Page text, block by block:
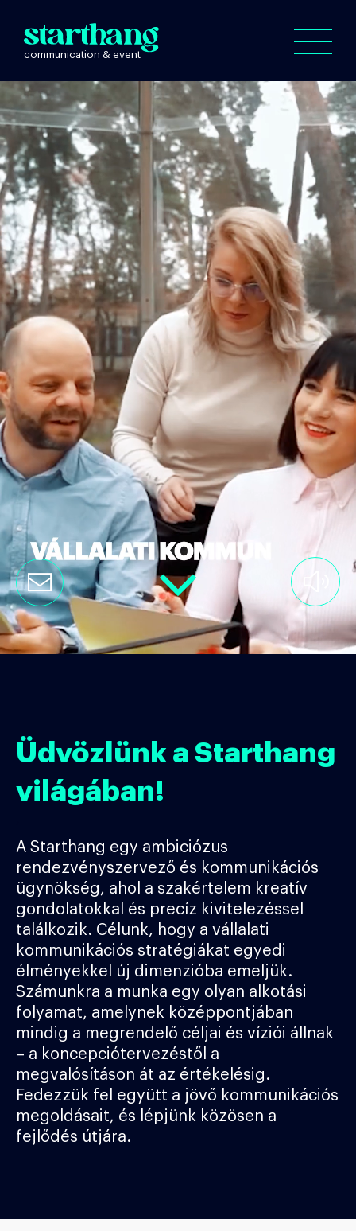
Hang
kapcsoló
Üdvözlünk a Starthang
világában!
A Starthang egy ambiciózus
rendezvényszervező és kommunikációs
ügynökség, ahol a szakértelem kreatív
gondolatokkal és precíz kivitelezéssel
találkozik. Célunk, hogy a vállalati
kommunikációs stratégiákat egyedi
élményekkel új dimenzióba emeljük.
Számunkra a munka egy olyan alkotási
folyamat, amelynek középpontjában
mindig a megrendelő céljai és víziói állnak
– a koncepciótervezéstől a
megvalósításon át az értékelésig.
Fedezzük fel együtt a jövő kommunikációs
megoldásait, és lépjünk közösen a
fejlődés útjára.